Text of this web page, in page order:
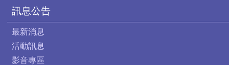
訊息公告
最新消息
活動訊息
影音專區